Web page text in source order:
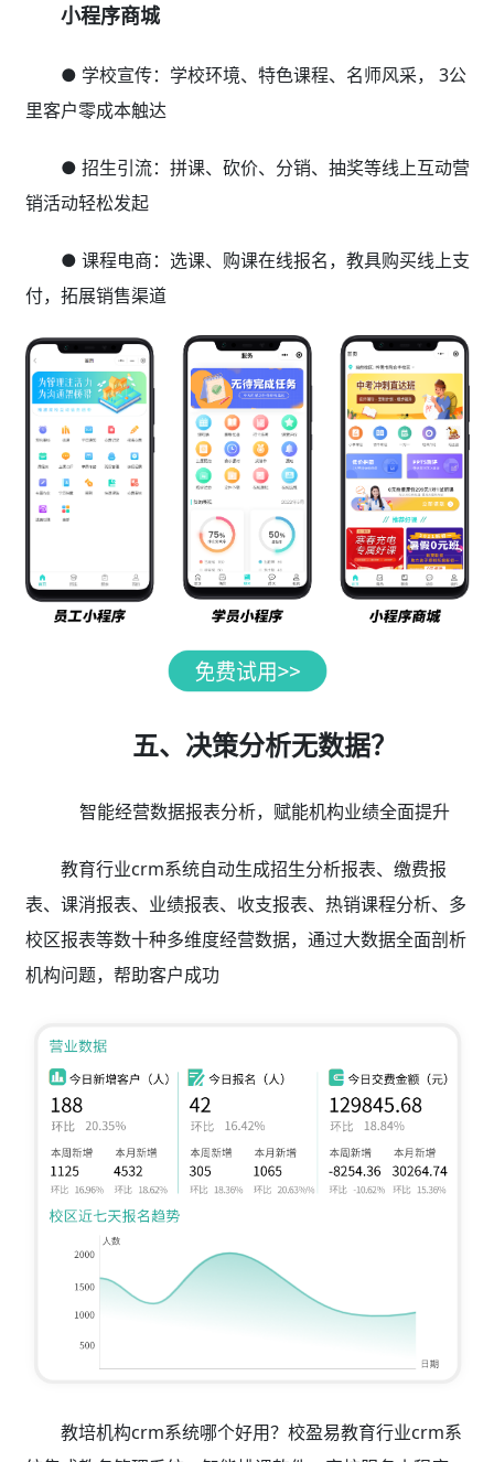
小程序商城
● 学校宣传：学校环境、特色课程、名师风采， 3公
里客户零成本触达
● 招生引流：拼课、砍价、分销、抽奖等线上互动营
销活动轻松发起
● 课程电商：选课、购课在线报名，教具购买线上支
付，拓展销售渠道
五、决策分析无数据？
智能经营数据报表分析，赋能机构业绩全面提升
教育行业crm系统自动生成招生分析报表、缴费报
表、课消报表、业绩报表、收支报表、热销课程分析、多
校区报表等数十种多维度经营数据，通过大数据全面剖析
机构问题，帮助客户成功
教培机构crm系统哪个好用？校盈易教育行业crm系